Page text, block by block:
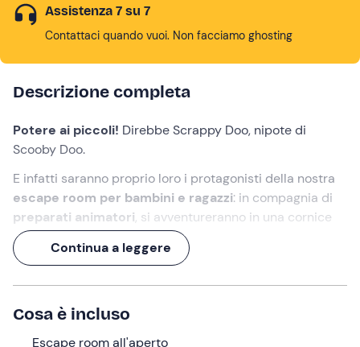
Assistenza 7 su 7
Contattaci quando vuoi. Non facciamo ghosting
Descrizione completa
Potere ai piccoli! Direbbe Scrappy Doo, nipote di
Scooby Doo.
E infatti saranno proprio loro i protagonisti della nostra
escape room per bambini e ragazzi: in compagnia di
preparati animatori, si avventureranno in una cornice
boschiva costellata digiochi e trabocchetti
risolveranno con corpo, mente e
Un'esperienza di 1 ora, degna de La Misteri & Affini!
Cosa faremo
Continua a leggere
Cosa è incluso
Escape room all'aperto